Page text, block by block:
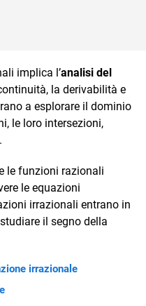
implica l’analisi del
la derivabilità e
a esplorare il dominio
le loro intersezioni,
le funzioni razionali
le equazioni
irrazionali entrano in
il segno della
irrazionale